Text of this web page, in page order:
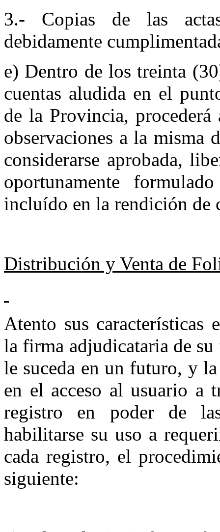
3.- Copias de las
debidamente
e) Dentro de los treinta
cuentas alu­dida en el
de la Provincia,
observaciones a la misma
considerarse aprobada,
oportunamente
incluído en la rendi­ción de
Distribución y Venta de
Atento sus características
la firma adjudicataria de
le suceda en un futuro, y
en el acceso al usuario a
registro en poder de
habilitarse su uso a
cada registro, el
si­guiente: